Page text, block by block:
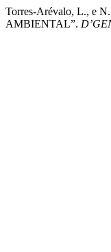
Torres-Arévalo, L., e
AMBIENTAL”.